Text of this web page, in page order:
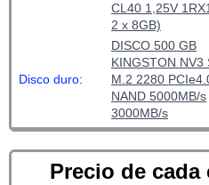
CL40 1,25V
2 x 8GB)
Disco duro:
DISCO 500 GB
KINGSTON NV3
M.2 2280
NAND 5000MB/s
3000MB/s
Precio de